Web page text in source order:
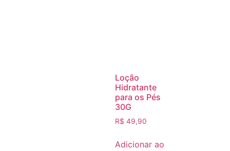
Loção
Hidratante
para os Pés
30G
R$ 49,90
Adicionar ao